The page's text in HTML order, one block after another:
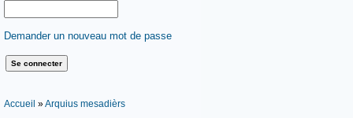
Demander un nouveau mot de passe
Vous êtes ici
Accueil »Arquius mesadièrs